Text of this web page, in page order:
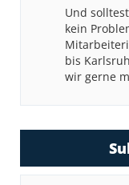
Und
kein
bis
wir gerne